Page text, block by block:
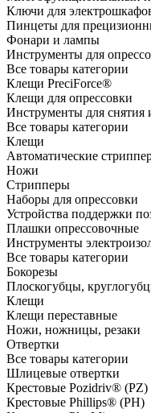
Ключи для
Пинцеты для
Фонари и лампы
Инструменты для
Все товары категории
Клещи PreciForce®
Клещи для опрессовки
Инструменты для снятия
Все товары категории
Клещи
Автоматические
Ножи
Стрипперы
Наборы для опрессовки
Устройства поддержки
Плашки опрессовочные
Инструменты
Все товары категории
Бокорезы
Плоскогубцы,
Клещи
Клещи переставные
Ножи, ножницы, резаки
Отвертки
Все товары категории
Шлицевые отвертки
Крестовые Pozidriv® (PZ)
Крестовые Phillips® (PH)